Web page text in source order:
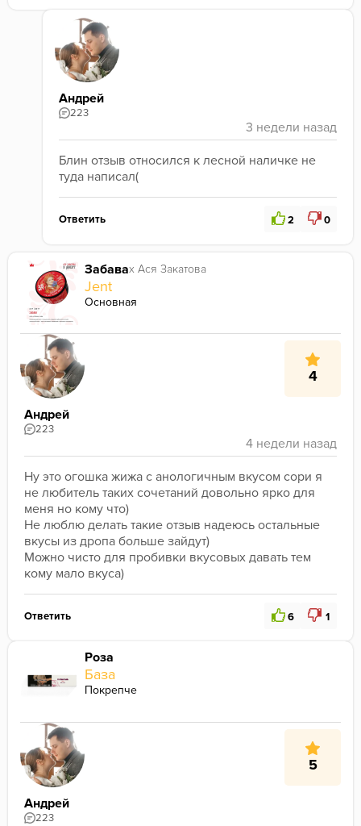
Андрей
223
Блин отзыв относился к лесной наличке не
туда написал(
Ответить 2 0
Забавах Ася Закатова
Jent
Основная
4
Андрей
223
Ну это огошка жижа с анологичным вкусом сори я
не любитель таких сочетаний довольно ярко для
меня но кому что)
Не люблю делать такие отзыв надеюсь остальные
вкусы из дропа больше зайдут)
Можно чисто для пробивки вкусовых давать тем
кому мало вкуса)
Ответить 6 1
Роза
База
Покрепче
5
Андрей
223